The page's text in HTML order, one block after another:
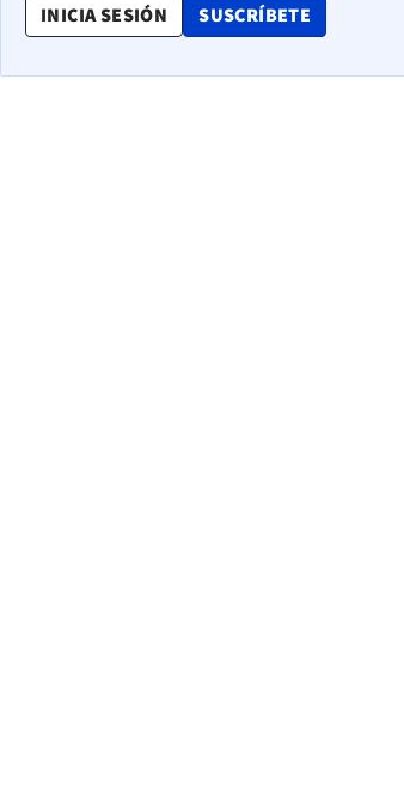
INICIA SESIÓN SUSCRÍBETE
OPENS IN NEW WINDOW